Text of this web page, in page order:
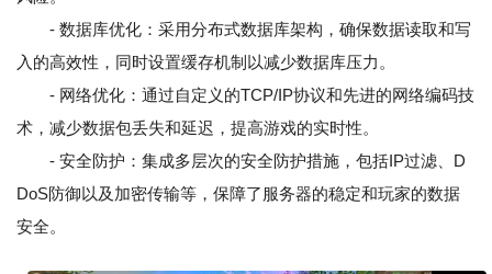
- 数据库优化：采用分布式数据库架构，确保数据读取和写
入的高效性，同时设置缓存机制以减少数据库压力。
- 网络优化：通过自定义的TCP/IP协议和先进的网络编码技
术，减少数据包丢失和延迟，提高游戏的实时性。
- 安全防护：集成多层次的安全防护措施，包括IP过滤、D
DoS防御以及加密传输等，保障了服务器的稳定和玩家的数据
安全。